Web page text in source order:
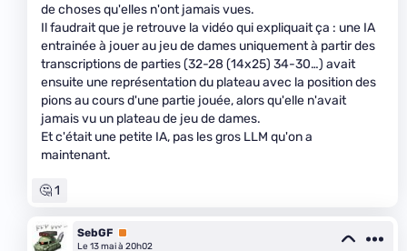
de choses qu'elles n'ont jamais vues.
Il faudrait que je retrouve la vidéo qui expliquait ça : une IA
entrainée à jouer au jeu de dames uniquement à partir des
transcriptions de parties (32-28 (14x25) 34-30…) avait
ensuite une représentation du plateau avec la position des
pions au cours d'une partie jouée, alors qu'elle n'avait
jamais vu un plateau de jeu de dames.
Et c'était une petite IA, pas les gros LLM qu'on a
maintenant.
🤔 1
SebGF Premium
Le 13 mai à 20h02